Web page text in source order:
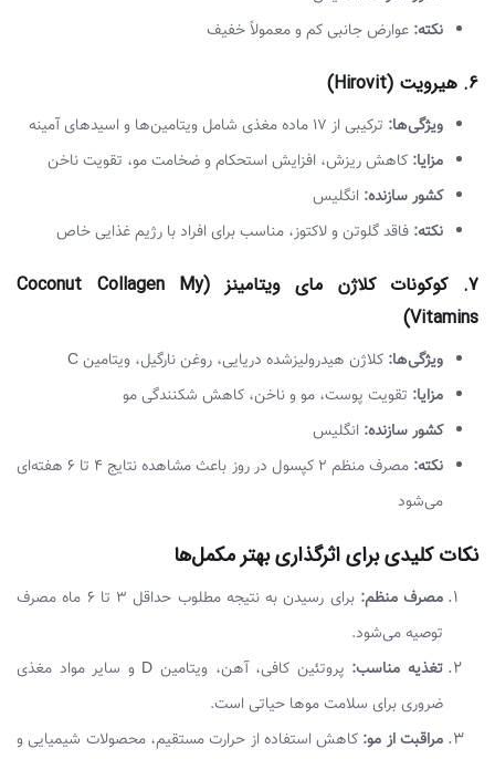
نکته: عوارض جانبی کم و معمولاً خفیف
6. هیرویت (Hirovit)
ویژگی‌ها: ترکیبی از ۱۷ ماده مغذی شامل ویتامین‌ها و اسیدهای آمینه
مزایا: کاهش ریزش، افزایش استحکام و ضخامت مو، تقویت ناخن
کشور سازنده: انگلیس
نکته: فاقد گلوتن و لاکتوز، مناسب برای افراد با رژیم غذایی خاص
7. کوکونات کلاژن مای ویتامینز (Coconut Collagen My
Vitamins)
ویژگی‌ها: کلاژن هیدرولیزشده دریایی، روغن نارگیل، ویتامین C
مزایا: تقویت پوست، مو و ناخن، کاهش شکنندگی مو
کشور سازنده: انگلیس
نکته:
مصرف منظم ۲ کپسول در روز باعث مشاهده نتایج ۴ تا ۶ هفته‌ای
می‌شود
نکات کلیدی برای اثرگذاری بهتر مکمل‌ها
مصرف منظم:
برای رسیدن به نتیجه مطلوب حداقل ۳ تا ۶ ماه مصرف
توصیه می‌شود.
تغذیه مناسب:
پروتئین کافی، آهن، ویتامین D و سایر مواد مغذی
ضروری برای سلامت موها حیاتی است.
مراقبت از مو: کاهش استفاده از حرارت مستقیم، محصولات شیمیایی و